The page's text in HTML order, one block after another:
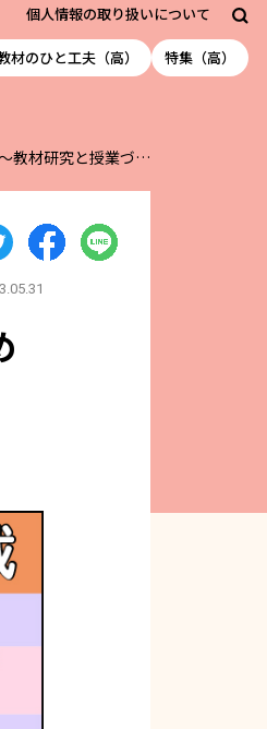
個人情報の取り扱いについて
材のひと工夫（高） 特集（高）
教材研究と授業づ…